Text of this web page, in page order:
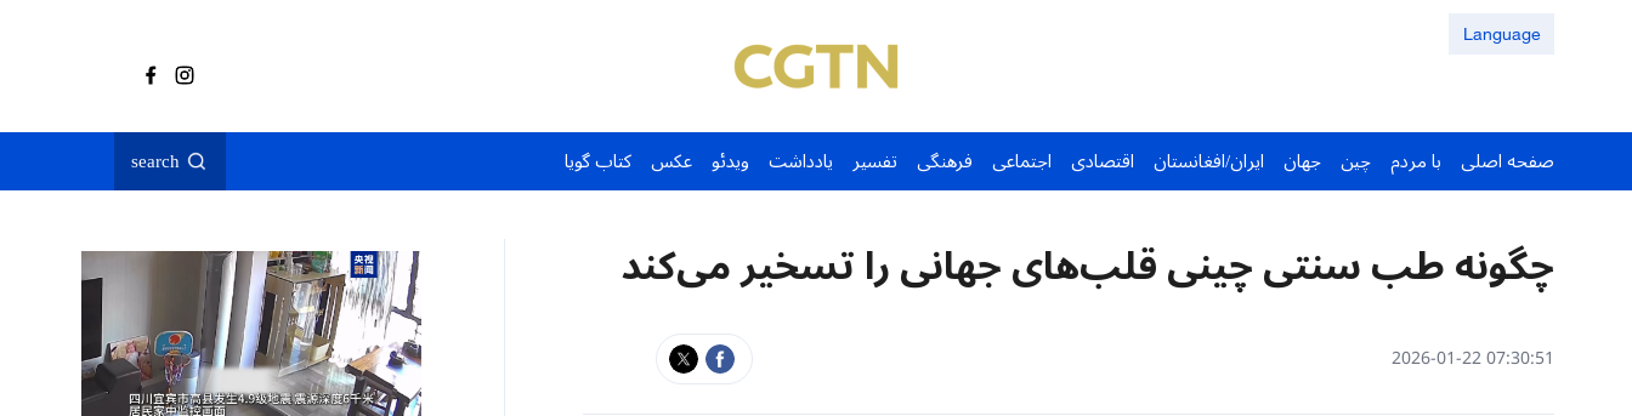
Language
صفحه اصلی با مردم چین جهان ایران/افغانستان اقتصادی اجتماعی فرهنگی تفسیر یادداشت ویدئو عکس کتاب گویا search
چگونه طب سنتی چینی قلب‌های جهانی را تسخیر می‌کند
07:30:51 2026-01-22